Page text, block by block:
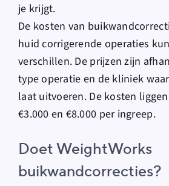
je krijgt.
De kosten van
huid corrigerende operaties
verschillen. De prijzen zijn
type operatie en de kliniek
laat uitvoeren. De kosten
€3.000 en €8.000 per ingreep.
Doet WeightWorks
buikwandcorrecties?